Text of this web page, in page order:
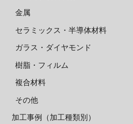
金属
セラミックス・半導体材料
ガラス・ダイヤモンド
樹脂・フィルム
複合材料
その他
加工事例（加工種類別）